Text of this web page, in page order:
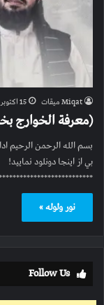
Miqat میقات 15 اکتوبر 2025
(معرفة الخوارج
بي از اینجا دونلود نمایید!
نور ولوله »
Follow Us